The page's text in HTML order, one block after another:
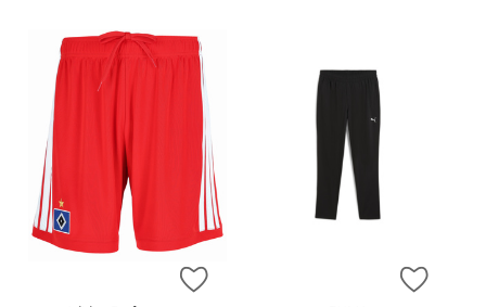
ZUR WUNSCHLISTE HINZUFÜGEN
ZUR